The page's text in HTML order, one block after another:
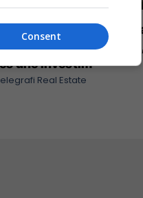
javore në
Estate: prona për
dhe investim
Real Estate
Consent